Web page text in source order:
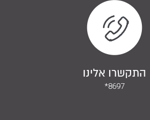
התקשרו אלינו
*8697